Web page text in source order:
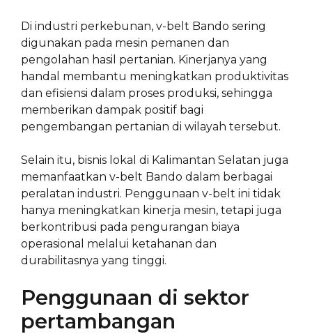
Di industri perkebunan, v-belt Bando sering
digunakan pada mesin pemanen dan
pengolahan hasil pertanian. Kinerjanya yang
handal membantu meningkatkan produktivitas
dan efisiensi dalam proses produksi, sehingga
memberikan dampak positif bagi
pengembangan pertanian di wilayah tersebut.
Selain itu, bisnis lokal di Kalimantan Selatan juga
memanfaatkan v-belt Bando dalam berbagai
peralatan industri. Penggunaan v-belt ini tidak
hanya meningkatkan kinerja mesin, tetapi juga
berkontribusi pada pengurangan biaya
operasional melalui ketahanan dan
durabilitasnya yang tinggi.
Penggunaan di sektor
pertambangan